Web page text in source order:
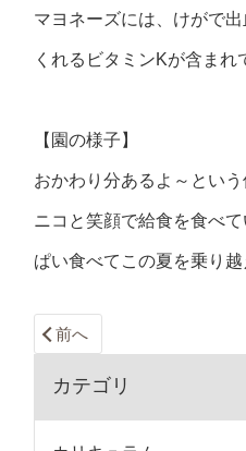
マヨネーズには、けがで
くれるビタミンKが含まれ
【園の様子】
おかわり分あるよ～とい
ニコと笑顔で給食を食べ
ぱい食べてこの夏を乗り越
前へ
カテゴリ